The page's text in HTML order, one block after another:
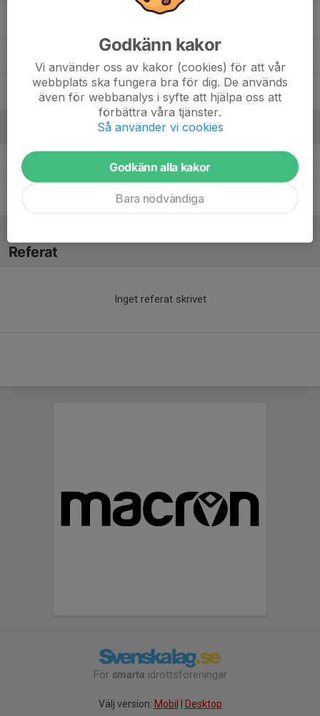
Victor B.
Tränare
Peter HoffströmTränare & lagledare
Referat
Inget referat skrivet
För smarta idrottsföreningar
Välj version: Mobil Desktop
Godkänn kakor
Vi använder oss av kakor (cookies) för att vår
webbplats ska fungera bra för dig. De används
även för webbanalys i syfte att hjälpa oss att
förbättra våra tjänster.
Så använder vi cookies
Godkänn alla kakor
Bara nödvändiga